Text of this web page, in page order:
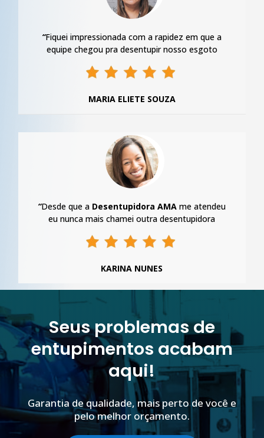
“Fiquei impressionada com a rapidez em que a
equipe chegou pra desentupir nosso esgoto
MARIA ELIETE SOUZA
“Desde que a Desentupidora AMA me atendeu
eu nunca mais chamei outra desentupidora
KARINA NUNES
Seus problemas de
entupimentos acabam
aqui!
Garantia de qualidade, mais perto de você e
pelo melhor orçamento.